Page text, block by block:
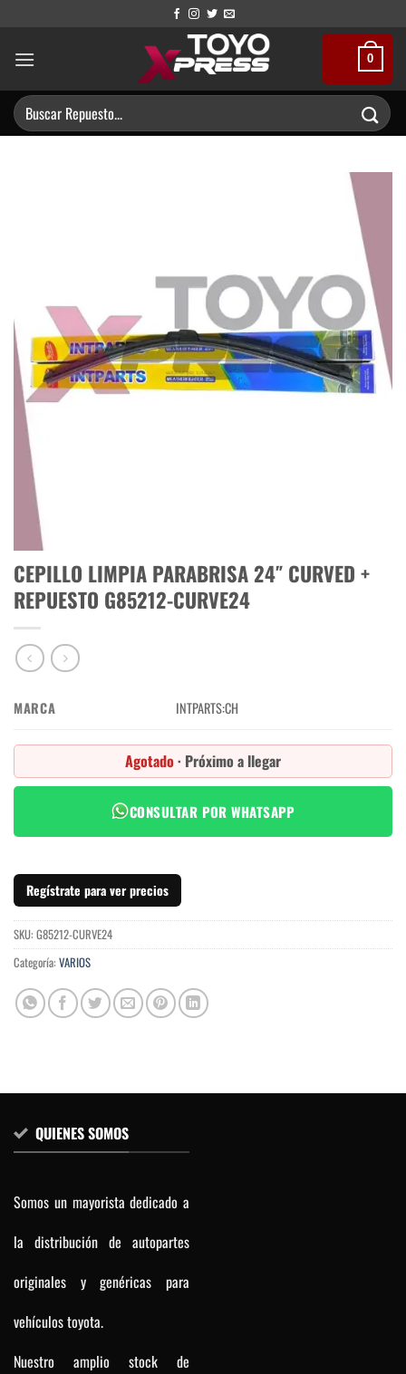
contenido
0
Buscar
por:
CEPILLO LIMPIA PARABRISA 24″ CURVED +
REPUESTO G85212-CURVE24
MARCA INTPARTS:CH
Agotado · Próximo a llegar
CONSULTAR POR WHATSAPP
Regístrate para ver precios
SKU: G85212-CURVE24
Categoría: VARIOS
QUIENES SOMOS
Somos un mayorista dedicado a
la distribución de autopartes
originales y genéricas para
vehículos toyota.
Nuestro amplio stock de